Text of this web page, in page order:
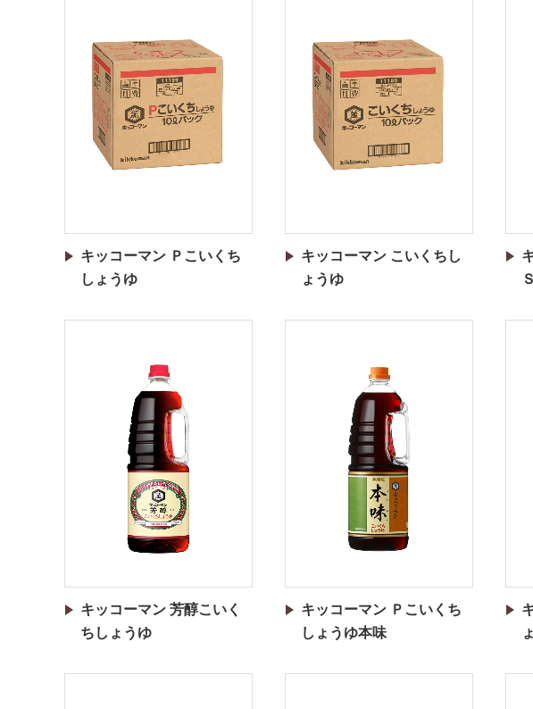
キッコーマン Ｐこいくち
しょうゆ
キッコーマン こいくちし
ょうゆ
キッコーマン 芳醇こいく
ちしょうゆ
キッコーマン Ｐこいくち
しょうゆ本味